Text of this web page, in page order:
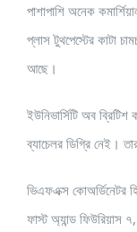
পাশাপাশি অনেক
প্লাস টুথপেস্টের কাটা
আছে।
ইউনিভার্সিটি অব
ব্যাচেলর ডিগ্রি নেই।
ভিএফএক্স কোঅর্ডিনেটর
ফাস্ট অ্যান্ড ফিউরিয়াস